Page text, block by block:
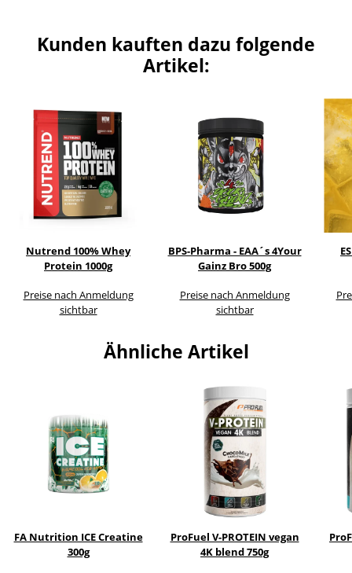
Kunden kauften dazu folgende
Artikel:
Nutrend 100% Whey
Protein 1000g
Preise nach Anmeldung
sichtbar
BPS-Pharma - EAA´s 4Your
Gainz Bro 500g
Preise nach Anmeldung
sichtbar
Ähnliche Artikel
FA Nutrition ICE Creatine
300g
ProFuel V-PROTEIN vegan
4K blend 750g